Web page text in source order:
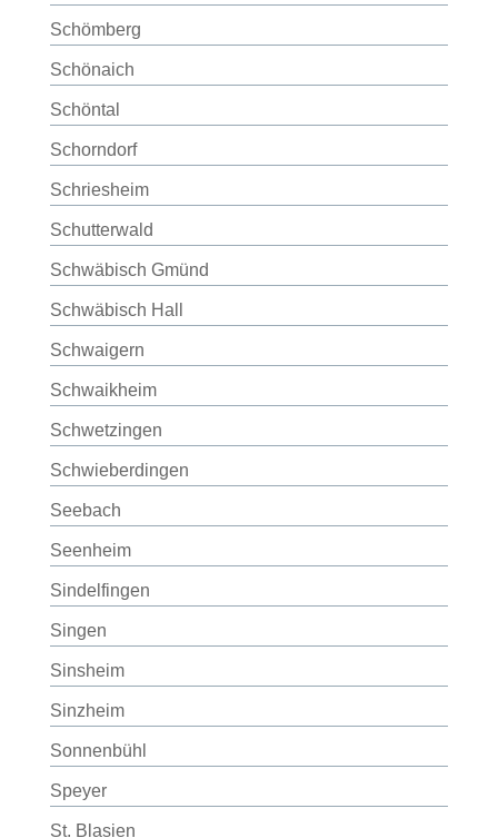
Schömberg
Schönaich
Schöntal
Schorndorf
Schriesheim
Schutterwald
Schwäbisch Gmünd
Schwäbisch Hall
Schwaigern
Schwaikheim
Schwetzingen
Schwieberdingen
Seebach
Seenheim
Sindelfingen
Singen
Sinsheim
Sinzheim
Sonnenbühl
Speyer
St. Blasien